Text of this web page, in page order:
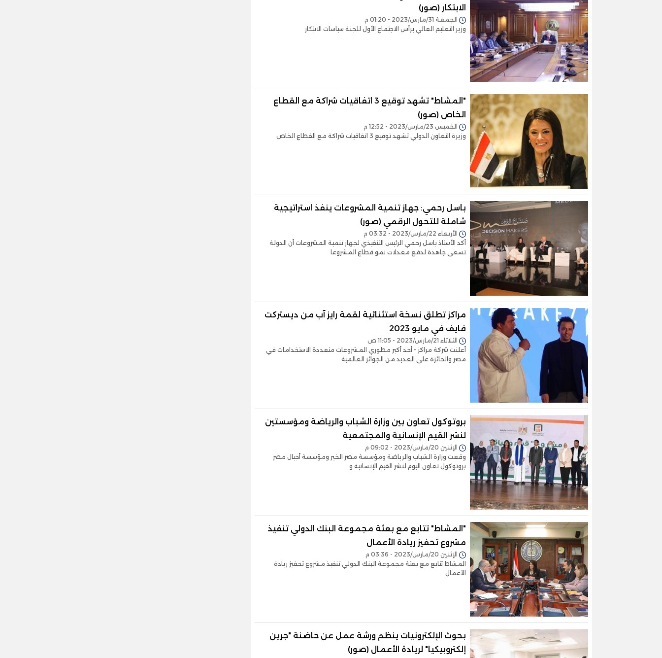
الابتكار (صور)
الجمعة 31/مارس/2023 - 01:20 م
وزير التعليم العالي يرأس الاجتماع الأول للجنة سياسات الابتكار
"المشاط" تشهد توقيع 3 اتفاقيات شراكة مع القطاع
الخاص (صور)
الخميس 23/مارس/2023 - 12:52 م
وزيرة التعاون الدولي تشهد توقيع 3 اتفاقيات شراكة مع القطاع الخاص
باسل رحمي: جهاز تنمية المشروعات ينفذ استراتيجية
شاملة للتحول الرقمي (صور)
الأربعاء 22/مارس/2023 - 03:32 م
أكد الأستاذ باسل رحمي الرئيس التنفيذي لجهاز تنمية المشروعات أن الدولة
تسعى جاهدة لدفع معدلات نمو قطاع المشروعا
مراكز تطلق نسخة استثنائية لقمة رايز آب من ديستركت
فايف في مايو 2023
الثلاثاء 21/مارس/2023 - 11:05 ص
أعلنت شركة مراكز - أحد أكبر مطوري المشروعات متعددة الاستخدامات في
مصر والحائزة على العديد من الجوائز العالمية
بروتوكول تعاون بين وزارة الشباب والرياضة ومؤسستين
لنشر القيم الإنسانية والمجتمعية
الإثنين 20/مارس/2023 - 09:02 م
وقعت وزارة الشباب والرياضة ومؤسسة مصر الخير ومؤسسة أجيال مصر
بروتوكول تعاون اليوم لنشر القيم الإنسانية و
"المشاط" تتابع مع بعثة مجموعة البنك الدولي تنفيذ
مشروع تحفيز ريادة الأعمال
الإثنين 20/مارس/2023 - 03:36 م
المشاط تتابع مع بعثة مجموعة البنك الدولي تنفيذ مشروع تحفيز ريادة
الأعمال
بحوث الإلكترونيات ينظم ورشة عمل عن حاضنة "جرين
إلكتروبيكيا" لريادة الأعمال (صور)